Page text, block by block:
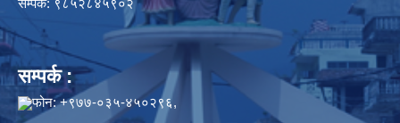
सम्पर्क :
फोन: +९७७-०३५-४५०२९६,